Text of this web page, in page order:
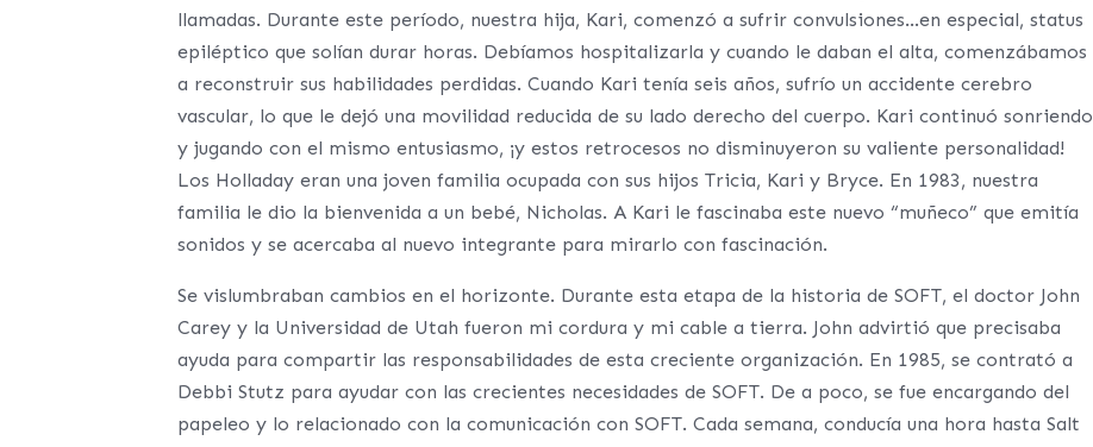
llamadas. Durante este período, nuestra hija, Kari, comenzó a sufrir convulsiones…en especial, status
epiléptico que solían durar horas. Debíamos hospitalizarla y cuando le daban el alta, comenzábamos
a reconstruir sus habilidades perdidas. Cuando Kari tenía seis años, sufrío un accidente cerebro
vascular, lo que le dejó una movilidad reducida de su lado derecho del cuerpo. Kari continuó sonriendo
y jugando con el mismo entusiasmo, ¡y estos retrocesos no disminuyeron su valiente personalidad!
Los Holladay eran una joven familia ocupada con sus hijos Tricia, Kari y Bryce. En 1983, nuestra
familia le dio la bienvenida a un bebé, Nicholas. A Kari le fascinaba este nuevo “muñeco” que emitía
sonidos y se acercaba al nuevo integrante para mirarlo con fascinación.
Se vislumbraban cambios en el horizonte. Durante esta etapa de la historia de SOFT, el doctor John
Carey y la Universidad de Utah fueron mi cordura y mi cable a tierra. John advirtió que precisaba
ayuda para compartir las responsabilidades de esta creciente organización. En 1985, se contrató a
Debbi Stutz para ayudar con las crecientes necesidades de SOFT. De a poco, se fue encargando del
papeleo y lo relacionado con la comunicación con SOFT. Cada semana, conducía una hora hasta Salt